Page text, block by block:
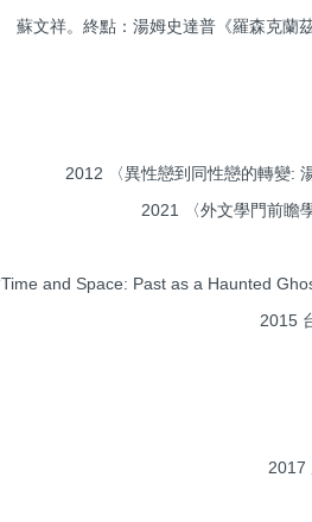
文祥。終點：湯姆史達普《羅森克蘭茲
2012 〈異性戀到同性戀的轉變: 湯
2021 〈外文學門前瞻學
and Space: Past as a Haunted
2015 台
2017 屏